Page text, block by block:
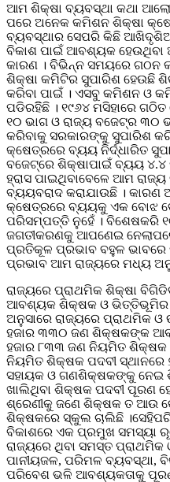
ଆମ ଶିକ୍ଷା ବ୍ୟବସ୍ଥା କଥା
ପରେ ଅନେକ କମିଶନ ଶିକ୍ଷା
ବ୍ୟବସ୍ଥାର ସେପରି କିଛି ଆଖିଦୃଶିଆ
ବିକାଶ ପାଇଁ ଆବଶ୍ୟକ ହେଉଥିବା
କାରଣ । ବିଭିନ୍ନ ସମୟରେ ଗଠନ
ଶିକ୍ଷା କମିଟିର ସୁପାରିଶ ହେଉଛି
କରିବା ପାଇଁ । ଏସବୁ କମିଶନ ଓ
ପଡିରହିିଛି । ୧୯୬୪ ମସିହାରେ
୧୦ ଭାଗ ଓ ରାଜ୍ୟ ବଜେଟ୍ର ୩୦
କରିବାକୁ ସରକାରଙ୍କୁ ସୁପାରିଶ
କ୍ଷେତ୍ରରେ ବ୍ୟୟ ନିର୍ଦ୍ଧାରିତ
ବଜେଟ୍ରେ ଶିକ୍ଷାପାଇଁ ବ୍ୟୟ
ହ୍ରାସ ପାଇଥିବାବେଳେ ଆମ
ବ୍ୟୟବରାଦ କରାଯାଉଛି । କାରଣ
କ୍ଷେତ୍ରରେ ବ୍ୟୟକୁ ଏକ ବୋଝ
ପରିସମ୍ପତ୍ତି ନୁହେଁ । ବିଶେଷକରି
ଜଗତୀକରଣକୁ ଆପଣେଇ
ପ୍ରତିକୂଳ ପ୍ରଭାବ ବହୁଳ
ପ୍ରଭାବ ଆମ ରାଜ୍ୟରେ ମଧ୍ୟ
ରାଜ୍ୟରେ ପ୍ରାଥମିକ ଶିକ୍ଷା
ଆବଶ୍ୟକ ଶିକ୍ଷକ ଓ ଭିତ୍ତିଭୂମିର
ଅନୁସାରେ ରାଜ୍ୟରେ ପ୍ରାଥମିକ
ହଜାର ୩୩୦ ଜଣ ଶିକ୍ଷକଙ୍କ
ହଜାର ୮୩୩ ଜଣ ନିୟମିତ ଶିକ୍ଷକ
ନିୟମିତ ଶିକ୍ଷକ ପଦବୀ ସ୍ଥାନରେ
ସହାୟକ ଓ ଗଣଶିକ୍ଷକଙ୍କୁ ନେଇ
ଖାଲିଥିବା ଶିକ୍ଷକ ପଦବୀ ପୂରଣ
ଶ୍ରେଣୀକୁ ଜଣେ ଶିକ୍ଷକ ତ ଆଉ
ଶିକ୍ଷକରେ ସ୍କୁଲ ଚାଲିଛି
ବିକାଶରେ ଏକ ପ୍ରମୁଖ ସମସ୍ୟା
ରାଜ୍ୟରେ ଥିବା ସମସ୍ତ
ପାନୀୟଜଳ, ପରିମଳ ବ୍ୟବସ୍ଥା,
ପରିବେଶ ଭଳି ଆବଶ୍ୟକତାକୁ ପୂରଣ